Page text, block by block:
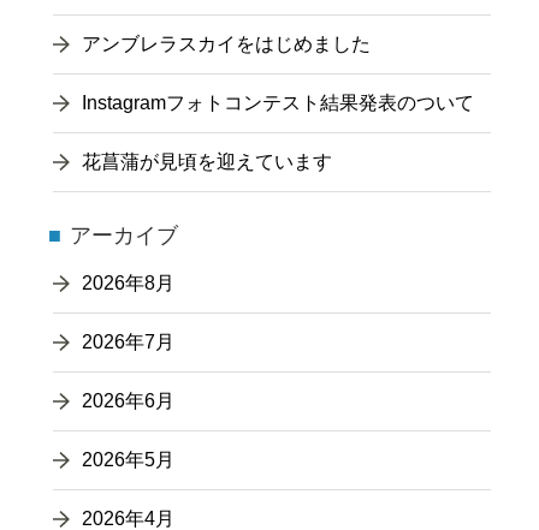
アンブレラスカイをはじめました
Instagramフォトコンテスト結果発表のついて
花菖蒲が見頃を迎えています
アーカイブ
2026年8月
2026年7月
2026年6月
2026年5月
2026年4月